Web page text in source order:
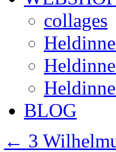
collages
BLOG
← 3